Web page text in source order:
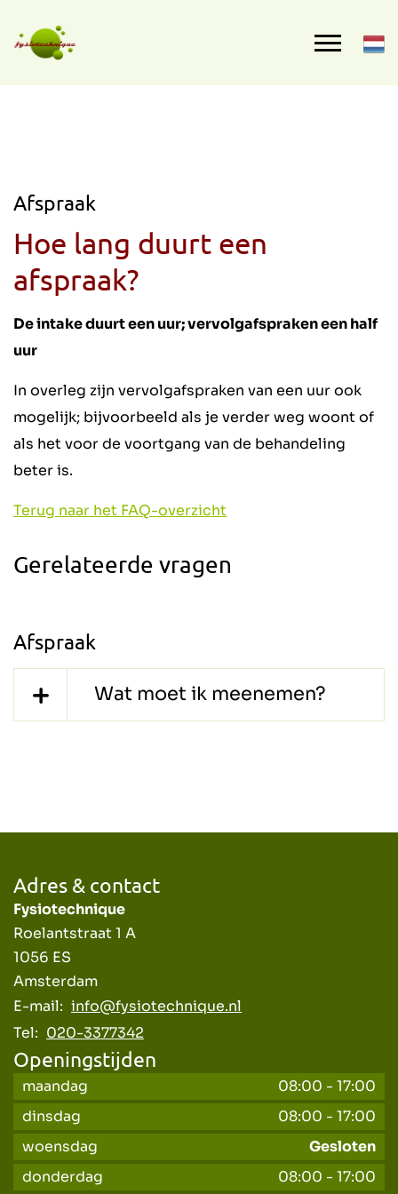
Afspraak
Hoe lang duurt een
afspraak?
De intake duurt een uur; vervolgafspraken een half
uur
In overleg zijn vervolgafspraken van een uur ook
mogelijk; bijvoorbeeld als je verder weg woont of
als het voor de voortgang van de behandeling
beter is.
Terug naar het FAQ-overzicht
Gerelateerde vragen
Afspraak
Wat moet ik meenemen?
Adres & contact
Fysiotechnique
Roelantstraat 1 A
1056 ES
Amsterdam
E-mail: info@fysiotechnique.nl
Tel: 020-3377342
Openingstijden
maandag 08:00 - 17:00
dinsdag
08:00 - 17:00
woensdag
Gesloten
donderdag
08:00 - 17:00